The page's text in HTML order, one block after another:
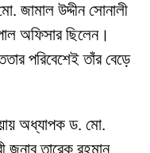
জামাল উদ্দীন সোনালী
অফিসার ছিলেন।
পরিবেশেই তাঁর বেড়ে
অধ্যাপক ড. মো.